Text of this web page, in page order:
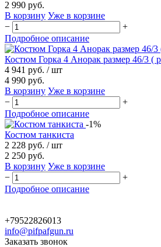
2 990 руб.
В корзину Уже в корзине
−
+
Подробное описание
Костюм Горка 4 Анорак размер 46/3 (
4 941 руб. / шт
4 990 руб.
В корзину Уже в корзине
−
+
Подробное описание
-1%
Костюм танкиста
2 228 руб. / шт
2 250 руб.
В корзину Уже в корзине
−
+
Подробное описание
+79522826013
info@pifpafgun.ru
Заказать звонок